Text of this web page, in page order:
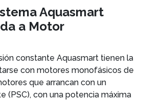
Aquasmart
a Motor
constante Aquasmart tienen la
con motores monofásicos de
que arrancan con un
(PSC), con una potencia máxima